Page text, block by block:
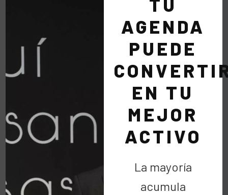
14 marzo 2011 at 14:12
Gracias Cipri, por tu compromiso, tu
En nombre de todos los que trabajamos
en la Fundación Vencer el Cáncer,
AGENDA
PUEDE
EN TU
MEJOR
ACTIVO
La mayoría
acumula